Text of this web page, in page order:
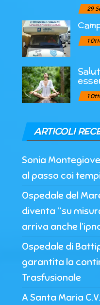
29
1
1
ARTICOLI
Sonia
al passo coi
Ospedale del
diventa “su
arriva anche
Ospedale di
garantita la
Trasfusionale
A Santa Maria